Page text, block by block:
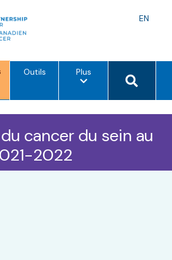
EN
Outils Pluso
i
d
Search
cancer du sein au
2022